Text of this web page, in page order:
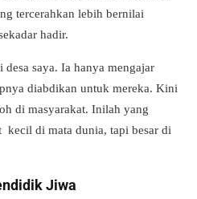
tercerahkan lebih bernilai
hadir.
saya. Ia hanya mengajar
diabdikan untuk mereka. Kini
di masyarakat. Inilah yang
kecil di mata dunia, tapi besar di
Jiwa